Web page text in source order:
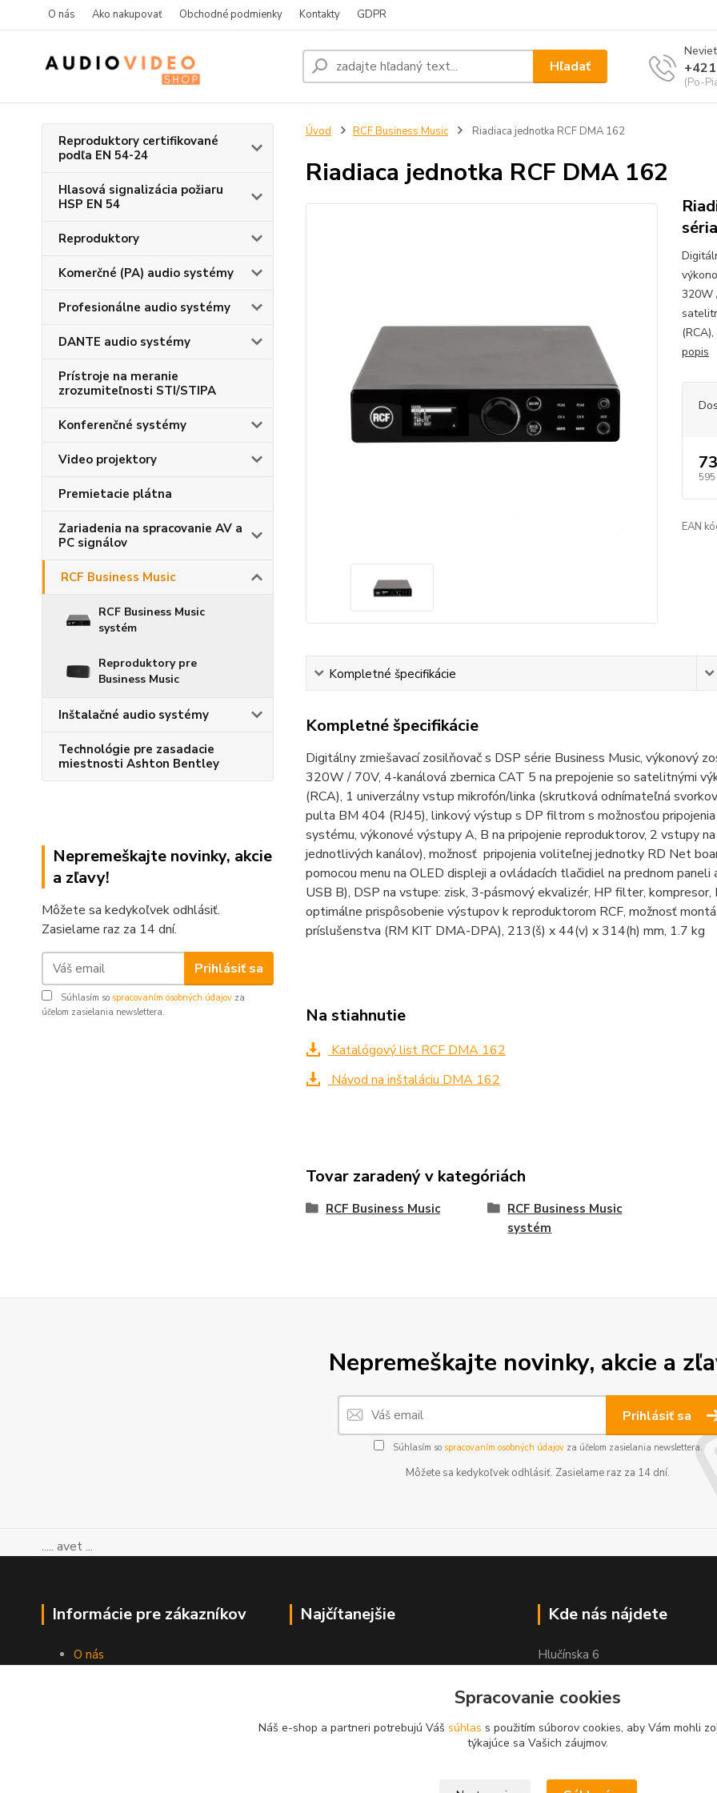
O nás Ako nakupovať Obchodné podmienky Kontakty GDPR
Hľadať
(Po-
Reproduktory certifikované
podľa EN 54-24
Hlasová signalizácia požiaru
HSP EN 54
Reproduktory
Komerčné (PA) audio systémy
Profesionálne audio systémy
DANTE audio systémy
Prístroje na meranie
zrozumiteľnosti STI/STIPA
Konferenčné systémy
Video projektory
Premietacie plátna
Zariadenia na spracovanie AV a
PC signálov
RCF Business Music
RCF Business Music
systém
Reproduktory pre
Business Music
Inštalačné audio systémy
Technológie pre zasadacie
miestnosti Ashton Bentley
Nepremeškajte novinky, akcie
a zľavy!
Môžete sa kedykoľvek odhlásiť.
Zasielame raz za 14 dní.
Prihlásiť sa
Súhlasím so spracovaním osobných údajov za
účelom zasielania newslettera.
Úvod RCF Business Music Riadiaca jednotka RCF DMA 162
Riadiaca jednotka RCF DMA 162
320W
popis
EAN
Kompletné špecifikácie
Kompletné špecifikácie
Digitálny zmiešavací zosilňovač s DSP série Business Music, výkonový
320W / 70V, 4-kanálová zbernica CAT 5 na prepojenie so satelitnými
(RCA), 1 univerzálny vstup mikrofón/linka (skrutková odnímateľná
pulta BM 404 (RJ45), linkový výstup s DP filtrom s možnosťou
systému, výkonové výstupy A, B na pripojenie reproduktorov, 2 vstupy
jednotlivých kanálov), možnosť pripojenia voliteľnej jednotky RD Net
pomocou menu na OLED displeji a ovládacích tlačidiel na prednom
USB B), DSP na vstupe: zisk, 3-pásmový ekvalizér, HP filter,
optimálne prispôsobenie výstupov k reproduktorom RCF, možnosť
príslušenstva (RM KIT DMA-DPA), 213(š) x 44(v) x 314(h) mm, 1.7 kg
Na stiahnutie
Katalógový list RCF DMA 162
Návod na inštaláciu DMA 162
Tovar zaradený v kategóriách
RCF Business Music
RCF Business Music
systém
Nepremeškajte novinky, akcie a
Prihlásiť sa
Súhlasím so spracovaním osobných údajovza účelom zasielania newslettera.
Môžete sa kedykoľvek odhlásiť. Zasielame raz za 14 dní.
..... avet ...
Informácie pre zákazníkov
O nás
Najčítanejšie Kde nás nájdete
Hlučínska 6
Spracovanie cookies
Náš e-shop a partneri potrebujú Váš súhlas s použitím súborov cookies, aby Vám mohli
týkajúce sa Vašich záujmov.